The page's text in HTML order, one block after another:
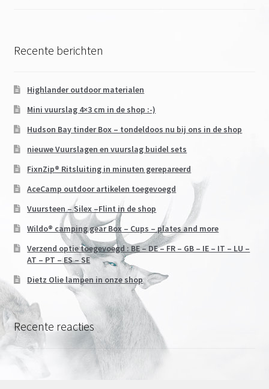
Recente berichten
Highlander outdoor materialen
Mini vuurslag 4×3 cm in de shop :-)
Hudson Bay tinder Box – tondeldoos nu bij ons in de shop
nieuwe Vuurslagen en vuurslag buidel sets
FixnZip® Ritsluiting in minuten gerepareerd
AceCamp outdoor artikelen toegevoegd
Vuursteen – Silex –Flint in de shop
Wildo® camping gear Box – Cups – plates and more
Verzend optie toegevoegd : BE – DE – FR – GB – IE – IT – LU –
AT – PT – ES – SE
Dietz Olie lampen in onze shop
Recente reacties